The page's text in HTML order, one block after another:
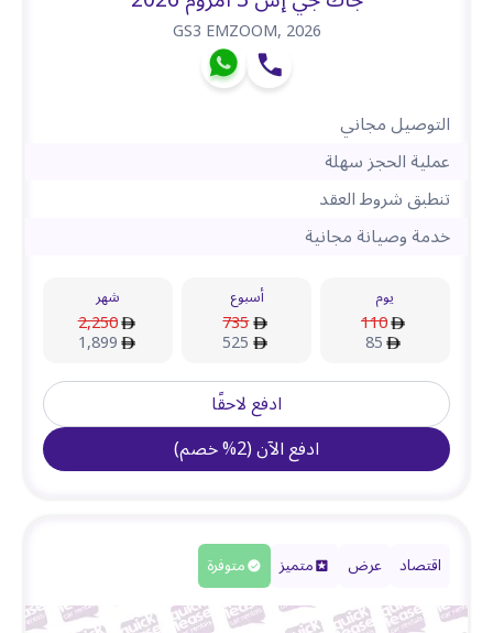
GS3 EMZOOM,2026
التوصيل مجاني
عملية الحجز سهلة
تنطبق شروط العقد
خدمة وصيانة مجانية
يوم
110
85
أسبوع
735
525
شهر
2,250
1,899
ادفع لاحقًا
ادفع الآن(
2
%خصم)
اقتصاد عرض متميز متوفرة